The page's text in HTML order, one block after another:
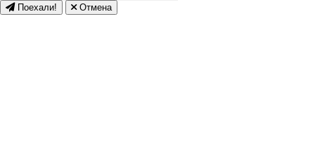
Поехали! Отмена